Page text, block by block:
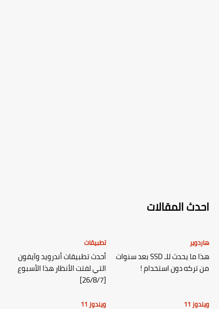
احدث المقالات
هاردوير
هذا ما يحدث للـ SSD بعد سنوات
من تركه دون استخدام !
تطبيقات
أحدث تطبيقات أندرويد وآيفون
التي لفتت الأنظار هذا الأسبوع
[26/8/7]
ويندوز 11 ويندوز 11